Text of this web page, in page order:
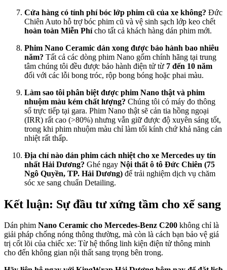
Cửa hàng có tính phí bóc lớp phim cũ của xe không? Đức
Chiên Auto hỗ trợ bóc phim cũ và vệ sinh sạch lớp keo chết
hoàn toàn Miễn Phícho tất cả khách hàng dán phim mới.
Phim Nano Ceramic dán xong được bảo hành bao nhiêu
năm? Tất cả các dòng phim Nano gốm chính hãng tại trung
tâm chúng tôi đều được bảo hành điện tử từ 7 đến 10 năm
đối với các lỗi bong tróc, rộp bong bóng hoặc phai màu.
Làm sao tôi phân biệt được phim Nano thật và phim
nhuộm màu kém chất lượng? Chúng tôi có máy đo thông
số trực tiếp tại gara. Phim Nano thật sẽ cản tia hồng ngoại
(IRR) rất cao (>80%) nhưng vẫn giữ được độ xuyên sáng tốt,
trong khi phim nhuộm màu chỉ làm tối kính chứ khả năng cản
nhiệt rất thấp.
Địa chỉ nào dán phim cách nhiệt cho xe Mercedes uy tín
nhất Hải Dương? Ghé ngay Nội thất ô tô Đức Chiên (75
Ngô Quyền, TP. Hải Dương) để trải nghiệm dịch vụ chăm
sóc xe sang chuẩn Detailing.
Kết luận: Sự đầu tư xứng tầm cho xế sang
Dán phim Nano Ceramic cho Mercedes-Benz C200 không chỉ là
giải pháp chống nóng thông thường, mà còn là cách bạn bảo vệ giá
trị cốt lõi của chiếc xe: Từ hệ thống linh kiện điện tử thông minh
cho đến không gian nội thất sang trọng bên trong.